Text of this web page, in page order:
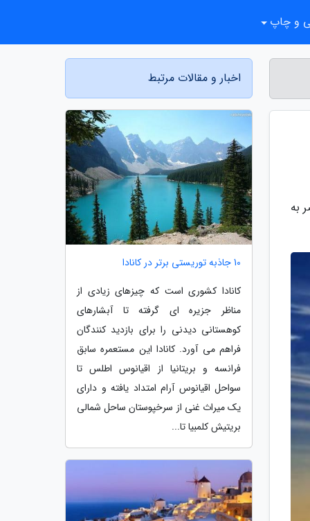
به
اخبار و مقالات مرتبط
10 جاذبه توریستی برتر در کانادا
کانادا کشوری است که چیزهای زیادی از
مناظر جزیره ای گرفته تا آبشارهای
کوهستانی دیدنی را برای بازدید کنندگان
فراهم می آورد. کانادا این مستعمره سابق
فرانسه و بریتانیا از اقیانوس اطلس تا
سواحل اقیانوس آرام امتداد یافته و دارای
یک میراث غنی از سرخپوستان ساحل شمالی
بریتیش کلمبیا تا...
و چاپ